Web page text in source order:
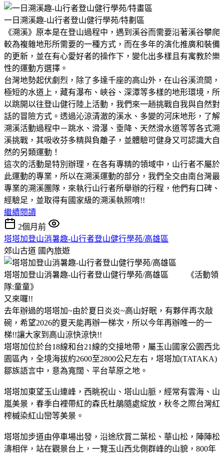
一日溯溪趣-山行者登山健行學苑/特劃區
《溯溪》原本是在登山過程中，遇到溪谷而需要沿著溪谷攀爬
較為複雜地形所需要的一種方式，而在多年的演化推廣和裝備
的更新，並在有心愛好者的操作下，變化出多樣且有寓教於樂
性的運動方選擇。
台灣地勢起伏劇烈，除了多達千座的高山外，在山谷溪流間，
極短的水道上，藏有瀑布、峽谷、深潭等多樣的地形環境，所
以跳開以往登山健行陸上活動，我們來一趟挑戰自我與自然對
話的冒險方式。透過沁涼清澈的溪水、多變的河床地形，了解
溯溪活動過程中－跳水、滑瀑、垂降、天然滑水道等等各式溯
溪挑戰，其吸收芬多精與負離子，並體驗可健身又可認識大自
然的另類運動！
這次的活動是特別辦理，在各有專精的領域中，山行者不屬於
此運動的專業，所以在溯溪運動的部分，我們全交由南台灣最
專業的溯溪團隊，來執行山行者所舉辦的行程，他們有口碑、
經驗足，並取得有國家級的溯溪執照唷!!
繼續閱讀
2個月前
塔塔加登山消暑趣-山行者登山健行學苑/高雄區
郊山古道 國內旅遊
塔塔加登山消暑趣-山行者登山健行學苑/高雄區 《活動領
隊:童童》
又來囉!!
去年辦過的塔塔加~由於夏日炎炎~高山好眠，有夥伴再次敲
碗，希望2026的夏天能再辦一梯次，所以今年再辦唯一的一
梯!!讓大家到高山涼快涼快!!
塔塔加位於台18線和台21線的交接地帶，屬玉山國家公園西北
園區內，全境海拔約2600至2800公尺左右，塔塔加(TATAKA)
鄒族語言中，意為寬闊、平台草原之地。
塔塔加東望玉山連峰，西眺祝山、塔山山脈，經常有雲海、山
嵐美景，春季白裡帶紅的森氏杜鵑隨處綻放，秋冬之際台灣紅
榨槭染紅山巒等美景。
塔塔加步道由停車場出發，沿途欣賞二葉松、華山松，陣陣松
濤相伴，站在觀景台上，一覽玉山西北側群峰的山貌，800年